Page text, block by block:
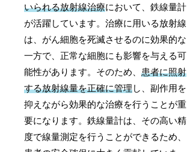
いられる放射線治療において、鉄線量計
が活躍しています。治療に用いる放射線
は、がん細胞を死滅させるのに効果的な
一方で、正常な細胞にも影響を与える可
能性があります。そのため、患者に照射
する放射線量を正確に管理し、副作用を
抑えながら効果的な治療を行うことが重
要になります。鉄線量計は、その高い精
度で線量測定を行うことができるため、